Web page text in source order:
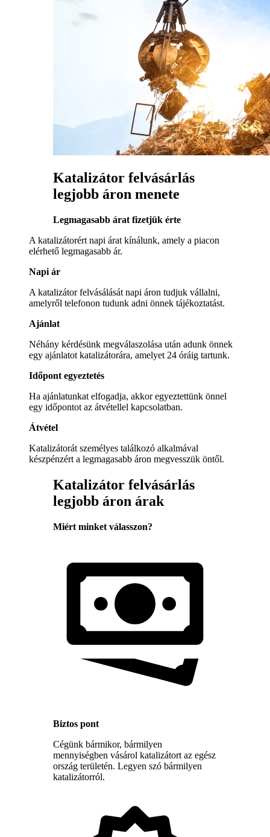
Katalizátor felvásárlás
legjobb áron menete
Legmagasabb árat fizetjük érte
A katalizátorért napi árat kínálunk, amely a piacon
elérhető legmagasabb ár.
Napi ár
A katalizátor felvásálását napi áron tudjuk vállalni,
amelyről telefonon tudunk adni önnek tájékoztatást.
Ajánlat
Néhány kérdésünk megválaszolása után adunk önnek
egy ajánlatot katalizátorára, amelyet 24 óráig tartunk.
Időpont egyeztetés
Ha ajánlatunkat elfogadja, akkor egyeztettünk önnel
egy időpontot az átvétellel kapcsolatban.
Átvétel
Katalizátorát személyes találkozó alkalmával
készpénzért a legmagasabb áron megvesszük öntől.
Katalizátor felvásárlás
legjobb áron árak
Miért minket válasszon?
Biztos pont
Cégünk bármikor, bármilyen
mennyiségben vásárol katalizátort az egész
ország területén. Legyen szó bármilyen
katalizátorról.